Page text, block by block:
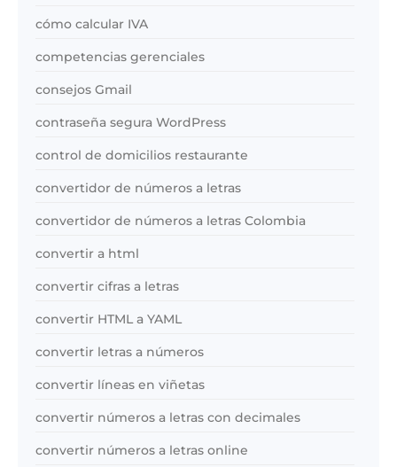
cómo calcular IVA
competencias gerenciales
consejos Gmail
contraseña segura WordPress
control de domicilios restaurante
convertidor de números a letras
convertidor de números a letras Colombia
convertir a html
convertir cifras a letras
convertir HTML a YAML
convertir letras a números
convertir líneas en viñetas
convertir números a letras con decimales
convertir números a letras online